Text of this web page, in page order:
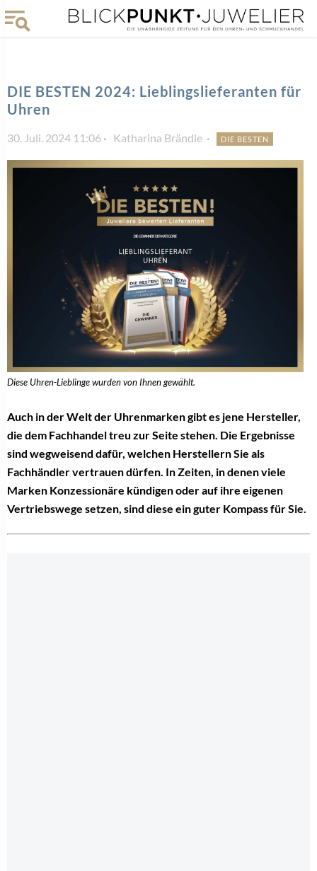
DIE BESTEN 2024: Lieblingslieferanten für
Uhren
30. Juli. 2024 11:06 Katharina Brändle DIE BESTEN
Diese Uhren-Lieblinge wurden von Ihnen gewählt.
Auch in der Welt der Uhrenmarken gibt es jene Hersteller,
die dem Fachhandel treu zur Seite stehen. Die Ergebnisse
sind wegweisend dafür, welchen Herstellern Sie als
Fachhändler vertrauen dürfen. In Zeiten, in denen viele
Marken Konzessionäre kündigen oder auf ihre eigenen
Vertriebswege setzen, sind diese ein guter Kompass für Sie.